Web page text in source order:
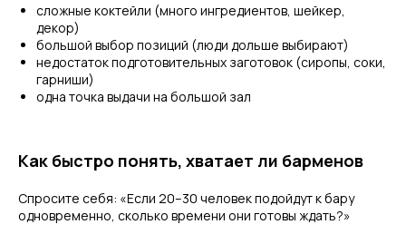
сложные коктейли (много ингредиентов, шейкер,
декор)
большой выбор позиций (люди дольше выбирают)
недостаток подготовительных заготовок (сиропы, соки,
гарниши)
одна точка выдачи на большой зал
Как быстро понять, хватает ли барменов
Спросите себя: «Если 20–30 человек подойдут к бару
одновременно, сколько времени они готовы ждать?»